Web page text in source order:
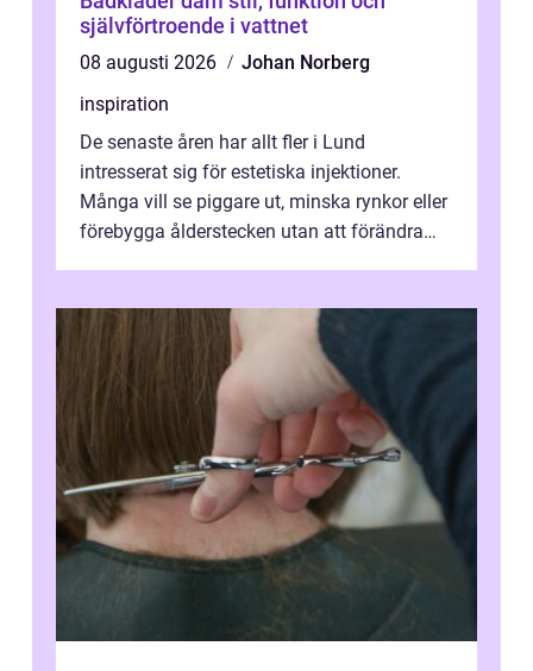
självförtroende i vattnet
08 augusti 2026
Johan Norberg
inspiration
De senaste åren har allt fler i Lund
intresserat sig för estetiska injektioner.
Många vill se piggare ut, minska rynkor eller
förebygga ålderstecken utan att förändra